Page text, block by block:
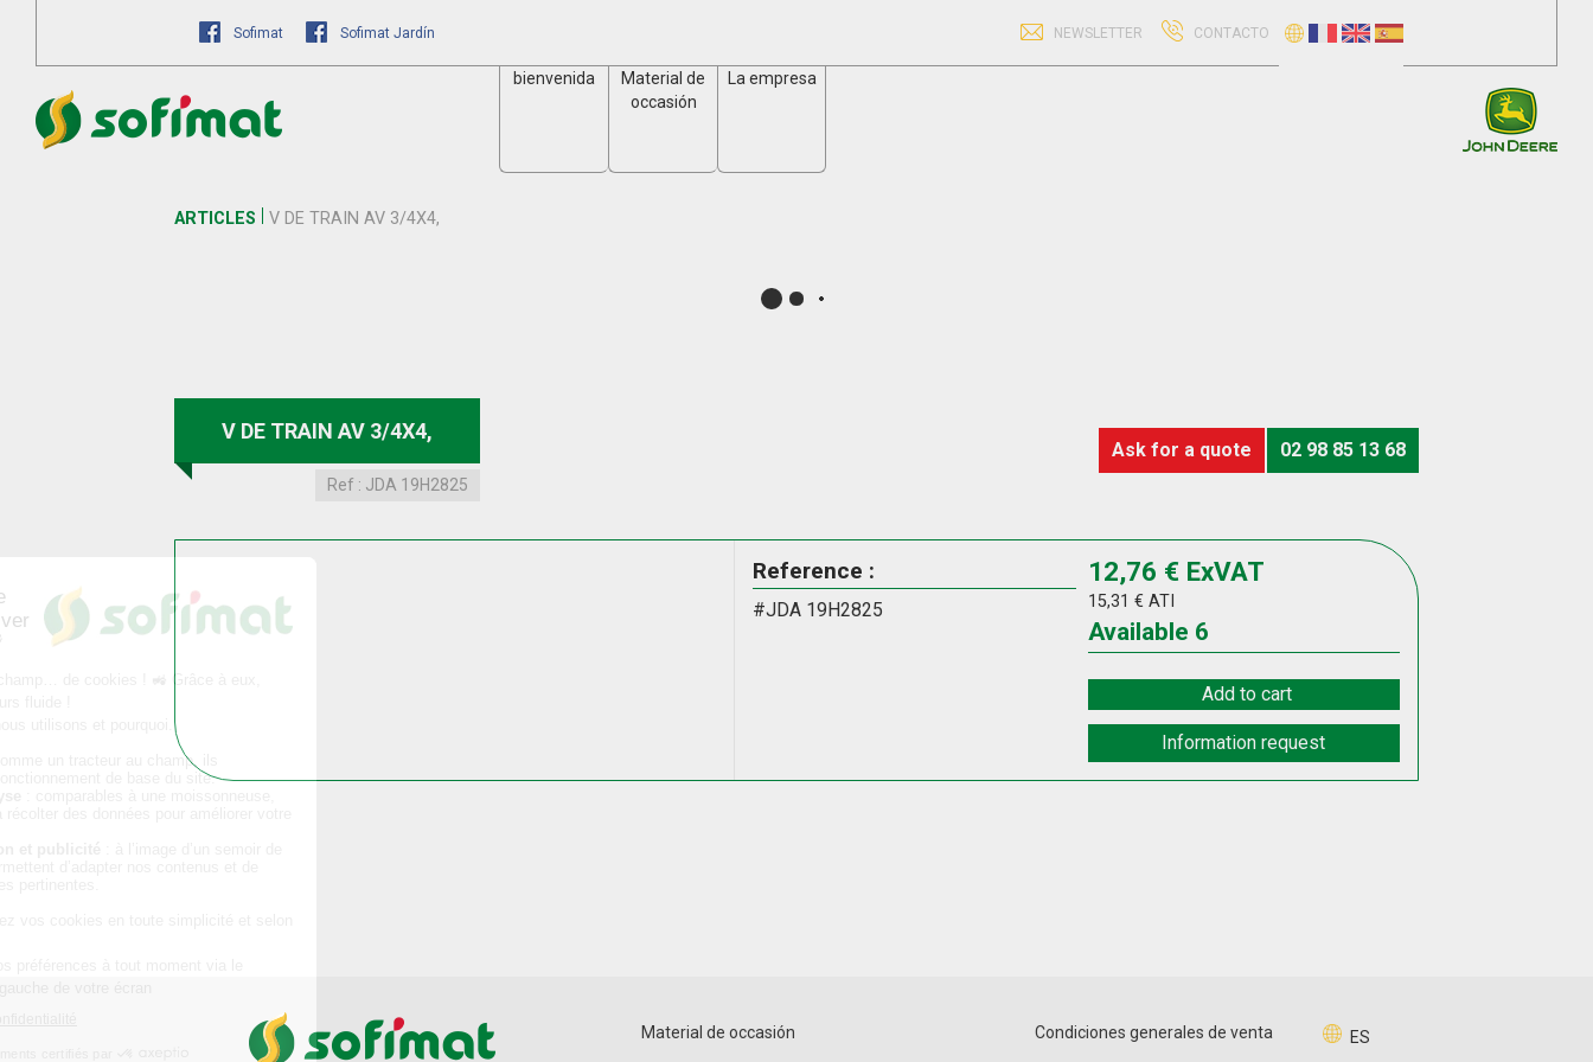
Sofimat Sofimat Jardín NEWSLETTER CONTACTO
bienvenida
Material de
occasión
La empresa
ARTICLES V DE TRAIN AV 3/4X4,
V DE TRAIN AV 3/4X4,
Ref : JDA 19H2825
Ask for a quote 02 98 85 13 68
Reference :
#JDA 19H2825
12,76 € ExVAT
15,31 € ATI
6
Available
Add to cart
Information request
ES
Material de occasión Condiciones generales de venta